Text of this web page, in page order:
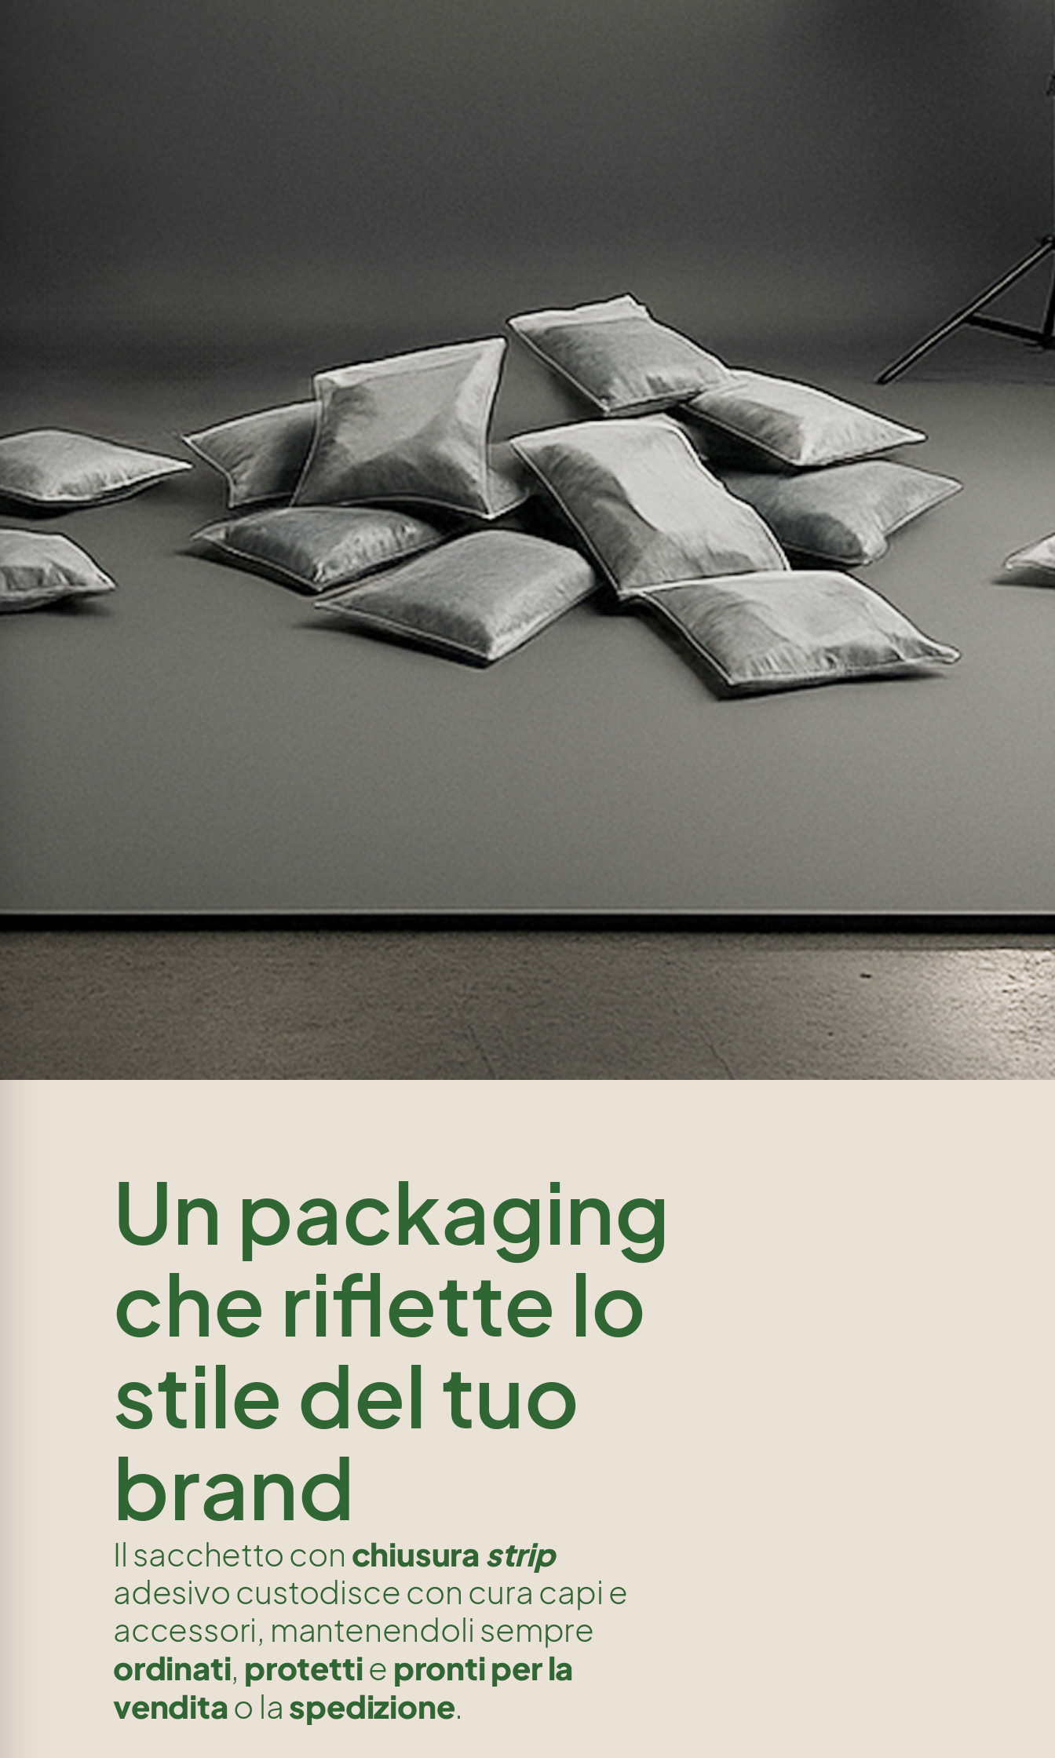
Un packaging
che riflette lo
stile del tuo
brand
Il sacchetto con chiusurastrip
adesivo custodisce con cura capi e
accessori, mantenendoli sempre
ordinati, protettie pronti per la
venditao la spedizione.